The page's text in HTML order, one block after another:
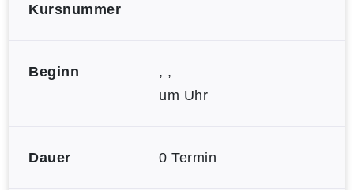
Kursnummer
Beginn
, ,
um Uhr
Dauer 0 Termin